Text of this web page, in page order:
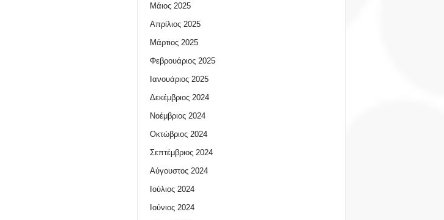
Μάιος 2025
Απρίλιος 2025
Μάρτιος 2025
Φεβρουάριος 2025
Ιανουάριος 2025
Δεκέμβριος 2024
Νοέμβριος 2024
Οκτώβριος 2024
Σεπτέμβριος 2024
Αύγουστος 2024
Ιούλιος 2024
Ιούνιος 2024